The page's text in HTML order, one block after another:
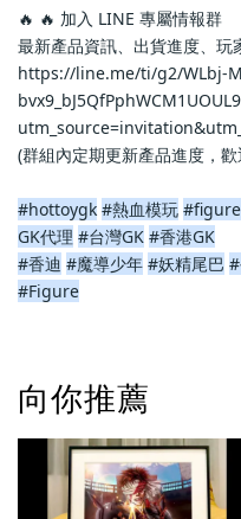
🔥 🔥 加入 LINE 專屬情報群
最新產品資訊、出貨進度、玩
https://line.me/ti/g2/WLbj-
(群組內定期更新產品進度，
#hottoygk #熱血模玩 #figure
GK代理 #台灣GK #香港GK
#香迪 #魔導少年 #妖精尾巴
#Figure
向你推薦